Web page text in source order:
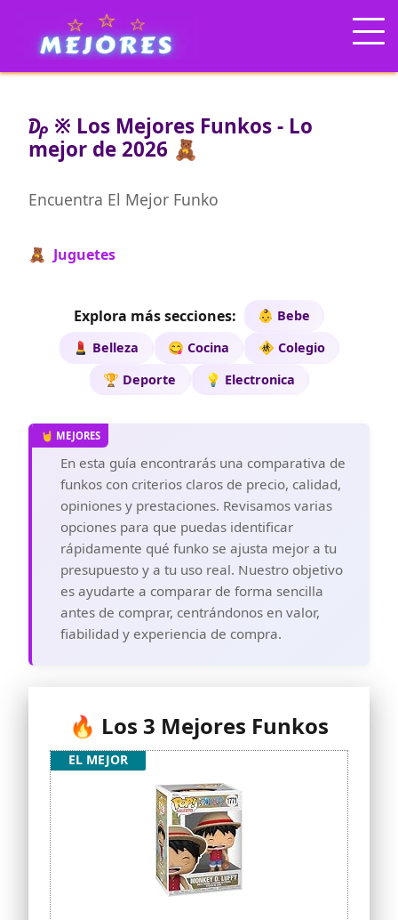
₯ ※ Los Mejores Funkos - Lo
mejor de 2026 🧸
Encuentra El Mejor Funko
🧸 Juguetes
Explora más secciones:
👶 Bebe
💄 Belleza
😋 Cocina
🚸 Colegio
🏆 Deporte
💡 Electronica
En esta guía encontrarás una comparativa de
funkos con criterios claros de precio, calidad,
opiniones y prestaciones. Revisamos varias
opciones para que puedas identificar
rápidamente qué funko se ajusta mejor a tu
presupuesto y a tu uso real. Nuestro objetivo
es ayudarte a comparar de forma sencilla
antes de comprar, centrándonos en valor,
fiabilidad y experiencia de compra.
🔥 Los 3 Mejores Funkos
EL MEJOR